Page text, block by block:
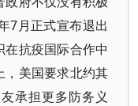
7月正式宣布退出
抗疫国际合作中
，美国要求北约其
承担更多防务义